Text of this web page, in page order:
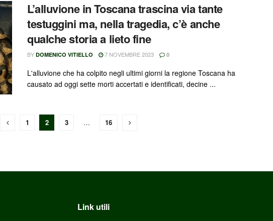
L’alluvione in Toscana trascina via tante
testuggini ma, nella tragedia, c’è anche
qualche storia a lieto fine
BY DOMENICO VITIELLO 7 NOVEMBRE 2023 0
L'alluvione che ha colpito negli ultimi giorni la regione Toscana ha
causato ad oggi sette morti accertati e identificati, decine ...
1 2 3 … 16
Link utili